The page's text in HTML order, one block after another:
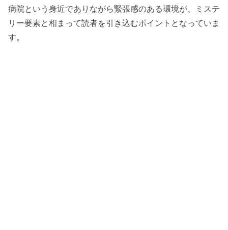
病院という身近でありながら緊張感のある環境が、ミステ
リー要素と相まって読者を引き込むポイントとなっていま
す。